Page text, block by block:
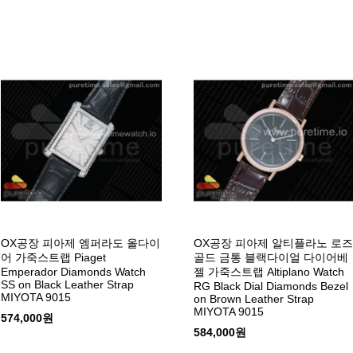
OX공장 피아제 엠퍼라도 올다이
어 가죽스트랩 Piaget
Emperador Diamonds Watch
SS on Black Leather Strap
MIYOTA 9015
574,000원
OX공장 피아제 알티플라노 로즈
골드 금통 블랙다이얼 다이어베
젤 가죽스트랩 Altiplano Watch
RG Black Dial Diamonds Bezel
on Brown Leather Strap
MIYOTA 9015
584,000원